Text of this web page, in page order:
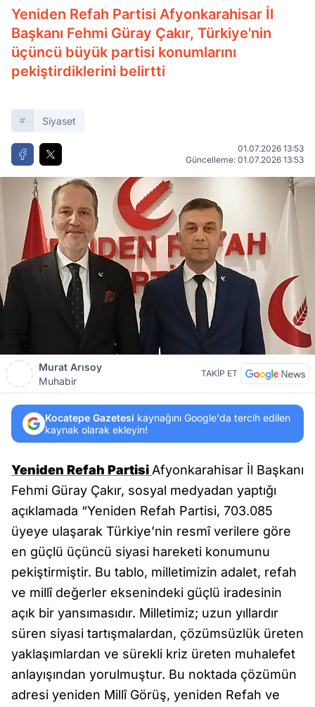
Yeniden Refah Partisi Afyonkarahisar İl
Başkanı Fehmi Güray Çakır, Türkiye'nin
üçüncü büyük partisi konumlarını
pekiştirdiklerini belirtti
Siyaset
01.07.2026 13:53
Güncelleme: 01.07.2026 13:53
Murat Arısoy
Muhabir
TAKİP ET
Kocatepe Gazetesi kaynağını Google'da tercih edilen
kaynak olarak ekleyin!
Yeniden Refah Partisi Afyonkarahisar İl Başkanı
Fehmi Güray Çakır, sosyal medyadan yaptığı
açıklamada “Yeniden Refah Partisi, 703.085
üyeye ulaşarak Türkiye’nin resmî verilere göre
en güçlü üçüncü siyasi hareketi konumunu
pekiştirmiştir. Bu tablo, milletimizin adalet, refah
ve millî değerler eksenindeki güçlü iradesinin
açık bir yansımasıdır. Milletimiz; uzun yıllardır
süren siyasi tartışmalardan, çözümsüzlük üreten
yaklaşımlardan ve sürekli kriz üreten muhalefet
anlayışından yorulmuştur. Bu noktada çözümün
adresi yeniden Millî Görüş, yeniden Refah ve